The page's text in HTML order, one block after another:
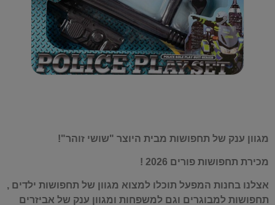
מגוון ענק של תחפושות מבית היוצר "שושי זוהר"!
מכירת תחפושות פורים 2026 !
אצלנו בחנות המפעל תוכלו למצוא מגוון של תחפושות ילדים ,
תחפושות למבוגרים וגם למשפחות ומגוון ענק של אביזרים